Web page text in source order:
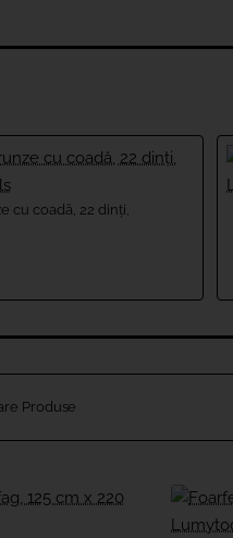
cu coadă, 22 dinți,
Produse